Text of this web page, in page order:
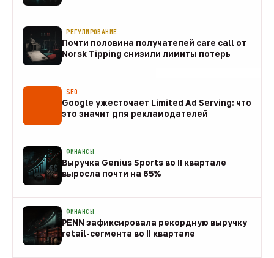
РЕГУЛИРОВАНИЕ
Почти половина получателей care call от
Norsk Tipping снизили лимиты потерь
SEO
Google ужесточает Limited Ad Serving: что
это значит для рекламодателей
ФИНАНСЫ
Выручка Genius Sports во II квартале
выросла почти на 65%
ФИНАНСЫ
PENN зафиксировала рекордную выручку
retail-сегмента во II квартале